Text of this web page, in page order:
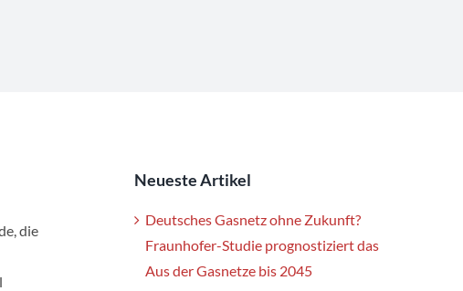
die
Neueste Artikel
Deutsches Gasnetz ohne Zukunft?
Fraunhofer-Studie prognostiziert das
Aus der Gasnetze bis 2045